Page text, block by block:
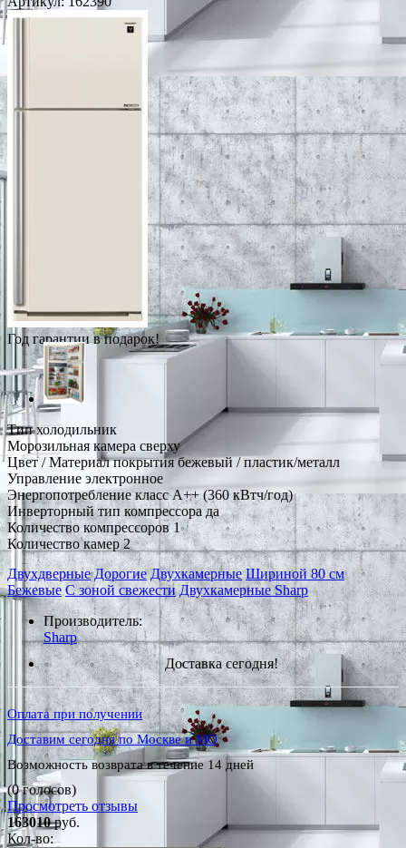
Год гарантии в подарок!
Тип холодильник
Морозильная камера сверху
Цвет / Материал покрытия бежевый / пластик/металл
Управление электронное
Энергопотребление класс A++ (360 кВтч/год)
Инверторный тип компрессора да
Количество компрессоров 1
Количество камер 2
Двухдверные Дорогие Двухкамерные Шириной 80 см
Бежевые С зоной свежести Двухкамерные Sharp
Производитель:
Sharp
Доставка сегодня!
Оплата при получении
Доставим сегодня по Москве и МО
Возможность возврата в течение 14 дней
(0 голосов)
Просмотреть отзывы
163010руб.
Кол-во: